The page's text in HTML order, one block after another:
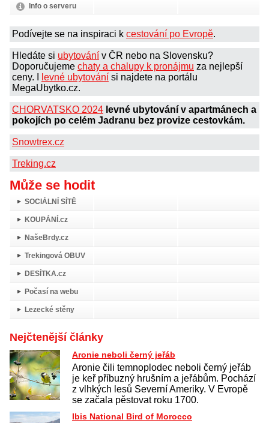
Info o serveru
Podívejte se na inspiraci k cestování po Evropě.
Hledáte si ubytování v ČR nebo na Slovensku?
Doporučujeme chaty a chalupy k pronájmu za nejlepší
ceny. I
levné ubytování si najdete na portálu
MegaUbytko.cz.
CHORVATSKO 2024 levné ubytování v apartmánech a
pokojích po celém Jadranu bez provize cestovkám.
Snowtrex.cz
Treking.cz
Může se hodit
SOCIÁLNÍ SÍTĚ
KOUPÁNÍ.cz
NašeBrdy.cz
Trekingová OBUV
DESÍTKA.cz
Počasí na webu
Lezecké stěny
Nejčtenější články
Aronie neboli černý jeřáb
Aronie čili temnoplodec neboli černý jeřáb
je keř příbuzný hrušním a jeřábům. Pochází
z vlhkých lesů Severní Ameriky. V Evropě
se začala pěstovat roku 1700.
Ibis National Bird of Morocco